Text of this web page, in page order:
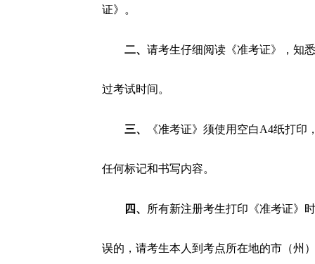
证》。
二、 请考生仔细阅读《准考证》，知
过考试时间。
三、 《准考证》须使用空白A4纸打
任何标记和书写内容。
四、 所有新注册考生打印《准考证》
误的，请考生本人到考点所在地的市（州